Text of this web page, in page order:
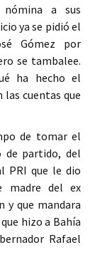
a sus
ya se pidió el
Gómez por
se tambalee.
ha hecho el
cuentas que
de tomar el
de partido, del
PRI que le dio
madre del ex
y que mandara
hizo a Bahía
Rafael